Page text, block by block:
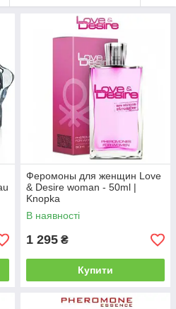
Феромоны для женщин Love
& Desire woman - 50ml |
Knopka
В наявності
1 295 ₴
Купити